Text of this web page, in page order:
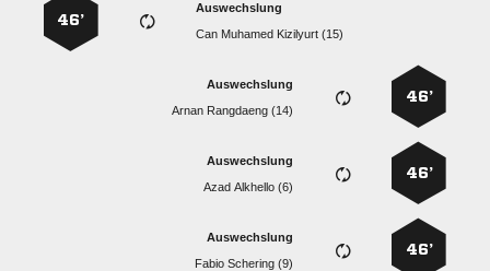
Auswechslung
   
46’
46’
Auswechslung
  
46’
Auswechslung
  
46’
Auswechslung
  